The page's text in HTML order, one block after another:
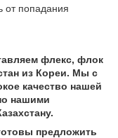
от попадания
флекс, флок
из Кореи. Мы с
качество нашей
нашими
предложить